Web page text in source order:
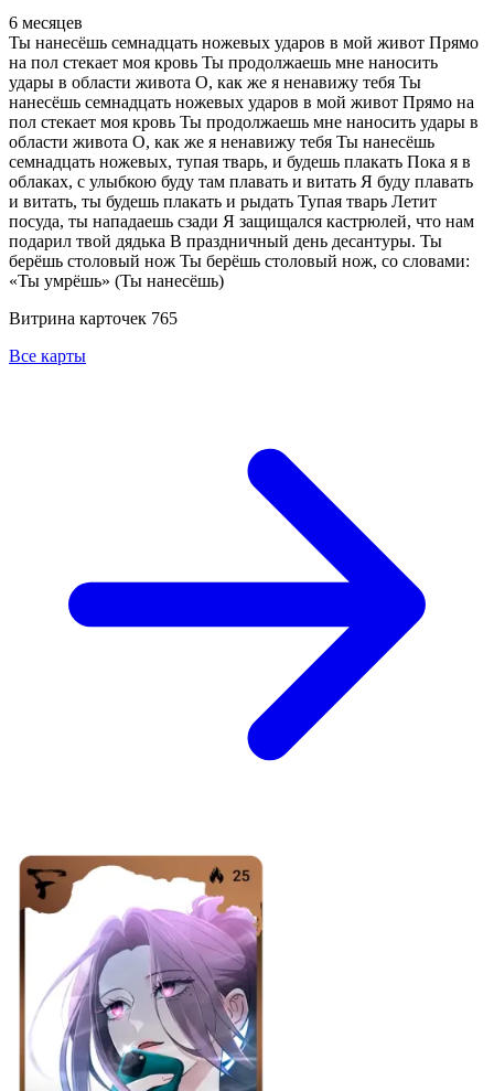
6 месяцев
Ты нанесёшь семнадцать ножевых ударов в мой живот Прямо
на пол стекает моя кровь Ты продолжаешь мне наносить
удары в области живота О, как же я ненавижу тебя Ты
нанесёшь семнадцать ножевых ударов в мой живот Прямо на
пол стекает моя кровь Ты продолжаешь мне наносить удары в
области живота О, как же я ненавижу тебя Ты нанесёшь
семнадцать ножевых, тупая тварь, и будешь плакать Пока я в
облаках, с улыбкою буду там плавать и витать Я буду плавать
и витать, ты будешь плакать и рыдать Тупая тварь Летит
посуда, ты нападаешь сзади Я защищался кастрюлей, что нам
подарил твой дядька В праздничный день десантуры. Ты
берёшь столовый нож Ты берёшь столовый нож, со словами:
«Ты умрёшь» (Ты нанесёшь)
Витрина карточек 765
Все карты